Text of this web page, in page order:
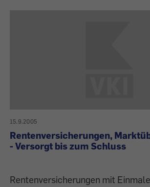
15.9.2005
Rentenversicherungen,
- Versorgt bis zum Schluss
Rentenversicherungen mit